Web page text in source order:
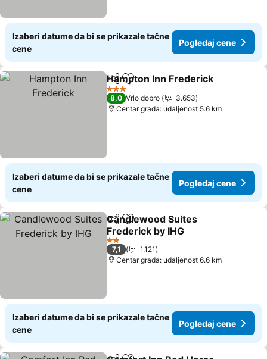
Izaberi datume da bi se prikazale tačne
cene
Pogledaj cene
Deli Dodati u favorite
Hampton Inn Frederick
3 Zvezdice
8,0 Vrlo dobro
3.653
Centar grada: udaljenost 5.6 km
Izaberi datume da bi se prikazale tačne
cene
Pogledaj cene
Deli Dodati u favorite
Candlewood Suites
Frederick by IHG
Pogledaj cene
2 Zvezdice
7,1
1.121
Centar grada: udaljenost 6.6 km
Izaberi datume da bi se prikazale tačne
cene
Pogledaj cene